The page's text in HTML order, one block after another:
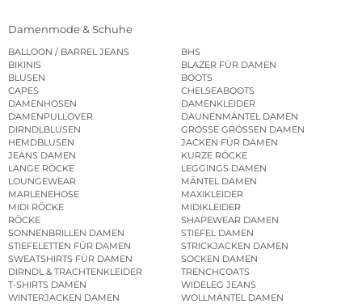
Damenmode & Schuhe
BALLOON / BARREL JEANS
BHS
BIKINIS
BLAZER FÜR DAMEN
BLUSEN
BOOTS
CAPES
CHELSEABOOTS
DAMENHOSEN
DAMENKLEIDER
DAMENPULLOVER
DAUNENMÄNTEL DAMEN
DIRNDLBLUSEN
GROSSE GRÖSSEN DAMEN
HEMDBLUSEN
JACKEN FÜR DAMEN
JEANS DAMEN
KURZE RÖCKE
LANGE RÖCKE
LEGGINGS DAMEN
LOUNGEWEAR
MÄNTEL DAMEN
MARLENEHOSE
MAXIKLEIDER
MIDI RÖCKE
MIDIKLEIDER
RÖCKE
SHAPEWEAR DAMEN
SONNENBRILLEN DAMEN
STIEFEL DAMEN
STIEFELETTEN FÜR DAMEN
STRICKJACKEN DAMEN
SWEATSHIRTS FÜR DAMEN
SOCKEN DAMEN
DIRNDL & TRACHTENKLEIDER
TRENCHCOATS
T-SHIRTS DAMEN
WIDELEG JEANS
WINTERJACKEN DAMEN
WOLLMÄNTEL DAMEN